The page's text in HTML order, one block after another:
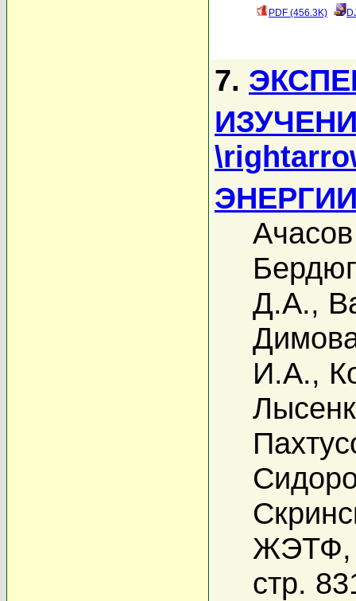
PDF (456.3K)
7.
ЭНЕРГИИ
Д.А.,
И.А.,
ЖЭТФ,
стр.